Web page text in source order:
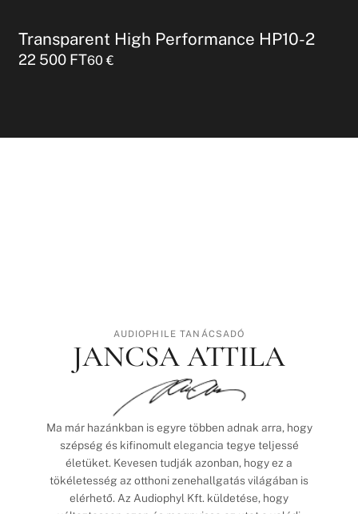
Transparent High Performance HP10-2
22 500 FT60€
AUDIOPHILE TANÁCSADÓ
JANCSA ATTILA
Ma már hazánkban is egyre többen adnak arra, hogy
szépség és kifinomult elegancia tegye teljessé
életüket. Kevesen tudják azonban, hogy ez a
tökéletesség az otthoni zenehallgatás világában is
elérhető. Az Audiophyl Kft. küldetése, hogy